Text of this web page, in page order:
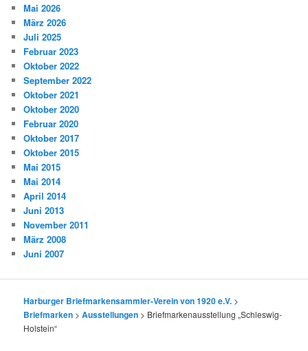
Mai 2026
März 2026
Juli 2025
Februar 2023
Oktober 2022
September 2022
Oktober 2021
Oktober 2020
Februar 2020
Oktober 2017
Oktober 2015
Mai 2015
Mai 2014
April 2014
Juni 2013
November 2011
März 2008
Juni 2007
Harburger Briefmarkensammler-Verein von 1920 e.V. >
Briefmarken >Ausstellungen > Briefmarkenausstellung „Schleswig-
Holstein“